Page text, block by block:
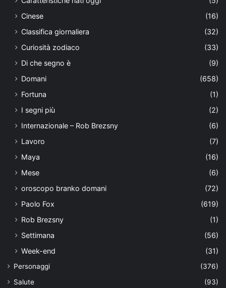
Cinese
(16)
Classifica giornaliera
(32)
Curiosità zodiaco
(33)
Di che segno è
(9)
Domani
(658)
Fortuna
(1)
I segni più
(2)
Internazionale – Rob Brezsny
(6)
Lavoro
(7)
Maya
(16)
Mese
(6)
oroscopo branko domani
(72)
Paolo Fox
(619)
Rob Brezsny
(1)
Settimana
(56)
Week-end
(31)
Personaggi
(376)
Salute
(93)